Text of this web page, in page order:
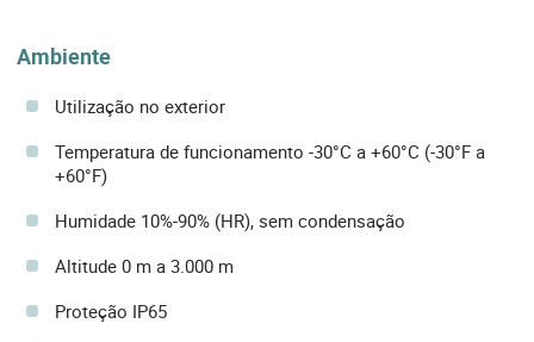
Ambiente
Utilização no exterior
Temperatura de funcionamento -30°C a +60°C (-30°F a
+60°F)
Humidade 10%-90% (HR), sem condensação
Altitude 0 m a 3.000 m
Proteção IP65